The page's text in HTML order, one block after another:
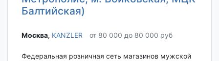
Балтийская)
Москва‎, KANZLER от 80 000 до 80 000 руб
Федеральная розничная сеть магазинов мужской